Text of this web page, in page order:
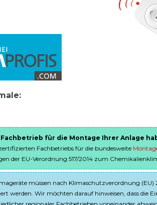
Fachbetrieb für die Montage Ihrer Anlage
Fachbetriebs für die bundesweite
der EU-Verordnung 517/2014 zum
müssen nach Klimaschutzverordnung (EU)
werden. Wir möchten darauf hinweisen, dass die